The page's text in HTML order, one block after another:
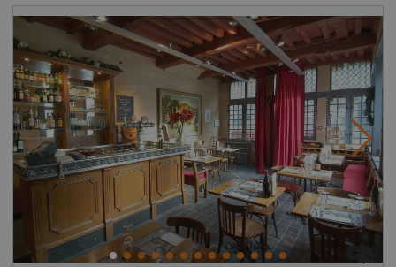
Wellnessbereichs, der Massagen, Körperbehandlungen
und Gesichtsbehandlungen bietet. Für Ihre Freizeit
bieten sich folgende Einrichtungen an: Innenpool,
Whirlpool und Tennisplatz im Freien. Zu den Highlights,
die dieses Hotel bietet, gehören zudem: WLAN-
Internetzugang (kostenlos), Concierge-Service und
Babysitter oder Kinderbetreuung (gegen Gebühr).
Dieses Hotel bietet 2 Restaurants, Sie können sich aber
auch per Zimmerservice (rund um die Uhr) kulinarische
Köstlichkeiten bestellen. Gegen Gebühr wird täglich von
07:00 Uhr bis 10:00 Uhr ein Frühstücksbuffet
angeboten. Zum Angebot gehören ein Businesscenter,
ein Limousinenservice und kostenlose Zeitungen in der
Lobby. Der Flughafentransfer (rund um die Uhr) ist